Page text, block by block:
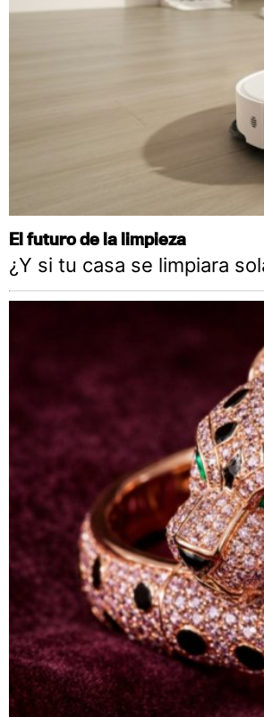
El futuro de la limpieza
¿Y si tu casa se limpiara